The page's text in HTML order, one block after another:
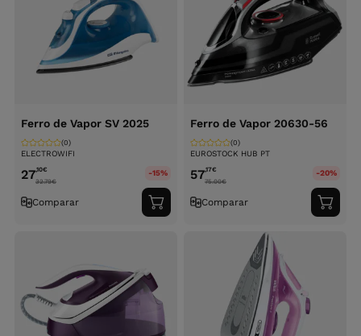
Ferro de Vapor SV 2025
ELECTROWIFI
(0)
27,10€
32.79€
-15%
Comparar
Adicionar
ao
Ferro de Vapor 20630-56
EUROSTOCK HUB PT
(0)
57,17€
75.00€
-20%
Comparar
ao